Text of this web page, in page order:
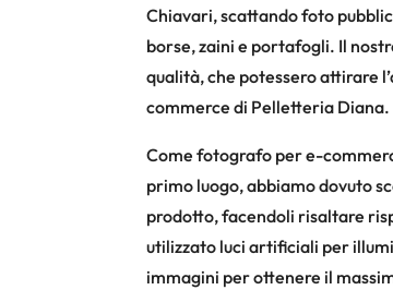
Chiavari, scattando foto
borse, zaini e portafogli. Il
qualità, che potessero attirare
commerce di Pelletteria Diana.
Come fotografo per e-
primo luogo, abbiamo dovuto
prodotto, facendoli risaltare
utilizzato luci artificiali per
immagini per ottenere il